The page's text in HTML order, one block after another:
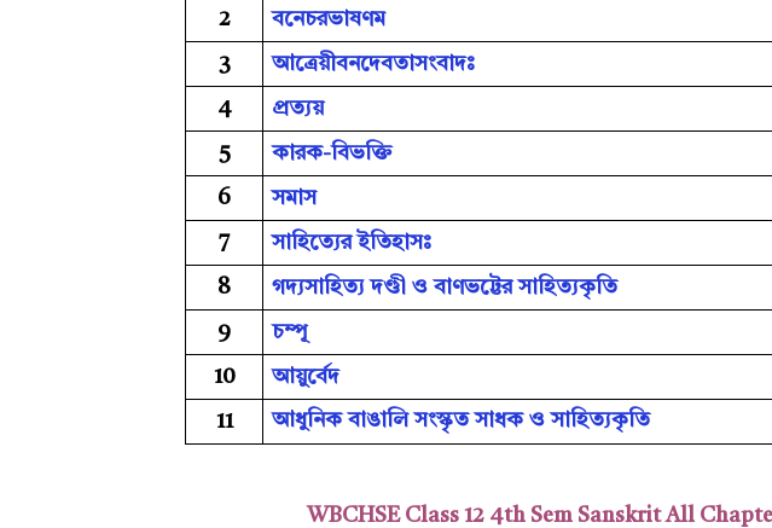
2 বনেচরভাষণম
3 আত্রেয়ীবনদেবতাসংবাদঃ
4 প্রত্যয়
5 কারক-বিভক্তি
6 সমাস
7 সাহিত্যের ইতিহাসঃ
8 গদ্যসাহিত্য দণ্ডী ও বাণভট্টের সাহিত্যকৃতি
9 চম্পূ
10 আয়ুর্বেদ
11 আধুনিক বাঙালি সংস্কৃত সাধক ও সাহিত্যকৃতি
WBCHSE Class 12 4th Sem Sanskrit All